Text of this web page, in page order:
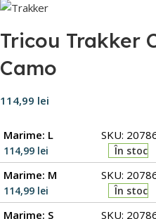
Tricou Trakker
Camo
114,99 lei
Marime: L
114,99 lei În stoc
SKU:
Marime: M
114,99 lei În stoc
SKU:
Marime: S SKU: